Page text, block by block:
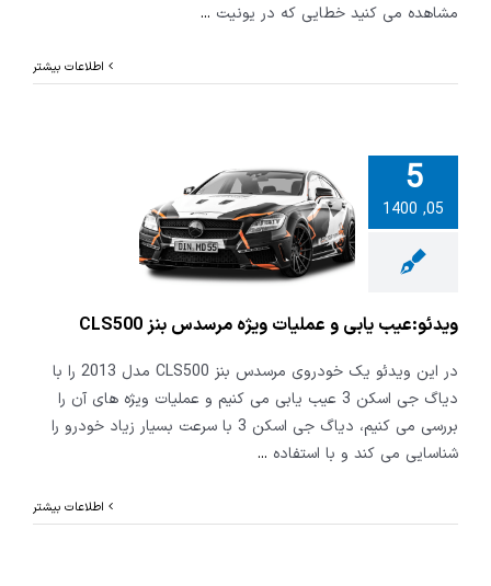
مشاهده می کنید خطایی که در یونیت ...
اطلاعات بیشتر
5
05, 1400
یابی و
ویدئو:عیب یابی و عملیات ویژه مرسدس بنز CLS500
در این ویدئو یک خودروی مرسدس بنز CLS500 مدل 2013 را با
دیاگ جی اسکن 3 عیب یابی می کنیم و عملیات ویژه های آن را
بررسی می کنیم، دیاگ جی اسکن 3 با سرعت بسیار زیاد خودرو را
شناسایی می کند و با استفاده ...
اطلاعات بیشتر